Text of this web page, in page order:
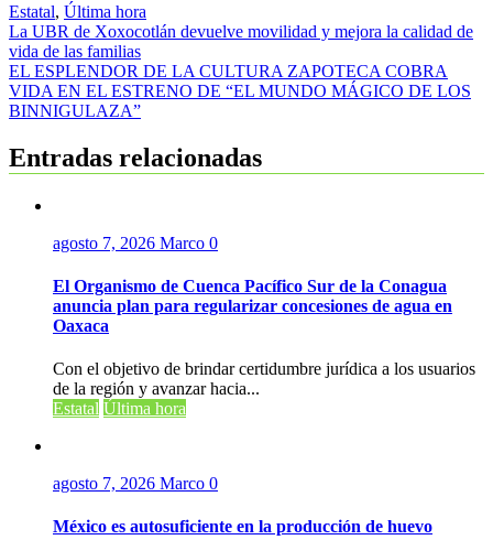
Estatal, Última hora
Navegación
de
entradas
La UBR de Xoxocotlán devuelve movilidad y mejora la calidad de
vida de las familias
EL ESPLENDOR DE LA CULTURA ZAPOTECA COBRA
VIDA EN EL ESTRENO DE “EL MUNDO MÁGICO DE LOS
BINNIGULAZA”
Entradas relacionadas
agosto 7, 2026 Marco 0
El Organismo de Cuenca Pacífico Sur de la Conagua
anuncia plan para regularizar concesiones de agua en
Oaxaca
Con el objetivo de brindar certidumbre jurídica a los usuarios
de la región y avanzar hacia...
Estatal Última hora
agosto 7, 2026 Marco 0
México es autosuficiente en la producción de huevo